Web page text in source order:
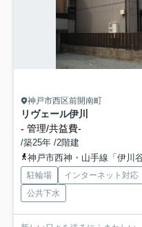
神戸市西区前開南町
リヴェール伊川
- 管理/共益費-
/築25年 /2階建
神戸市西神・山手線「伊川
駐輪場 インターネット対応
公共下水